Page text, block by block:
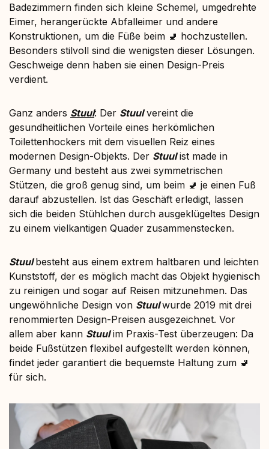
Badezimmern finden sich kleine Schemel, umgedrehte
Eimer, herangerückte Abfalleimer und andere
Konstruktionen, um die Füße beim 🚽 hochzustellen.
Besonders stilvoll sind die wenigsten dieser Lösungen.
Geschweige denn haben sie einen Design-Preis
verdient.
Ganz anders Stuul: Der Stuul vereint die
gesundheitlichen Vorteile eines herkömlichen
Toilettenhockers mit dem visuellen Reiz eines
modernen Design-Objekts. Der Stuulist made in
Germany und besteht aus zwei symmetrischen
Stützen, die groß genug sind, um beim 🚽 je einen Fuß
darauf abzustellen. Ist das Geschäft erledigt, lassen
sich die beiden Stühlchen durch ausgeklügeltes Design
zu einem vielkantigen Quader zusammenstecken.
Stuul besteht aus einem extrem haltbaren und leichten
Kunststoff, der es möglich macht das Objekt hygienisch
zu reinigen und sogar auf Reisen mitzunehmen. Das
ungewöhnliche Design von Stuul wurde 2019 mit drei
renommierten Design-Preisen ausgezeichnet. Vor
allem aber kann Stuul im Praxis-Test überzeugen: Da
beide Fußstützen flexibel aufgestellt werden können,
findet jeder garantiert die bequemste Haltung zum 🚽
für sich.